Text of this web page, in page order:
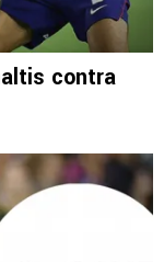
contra